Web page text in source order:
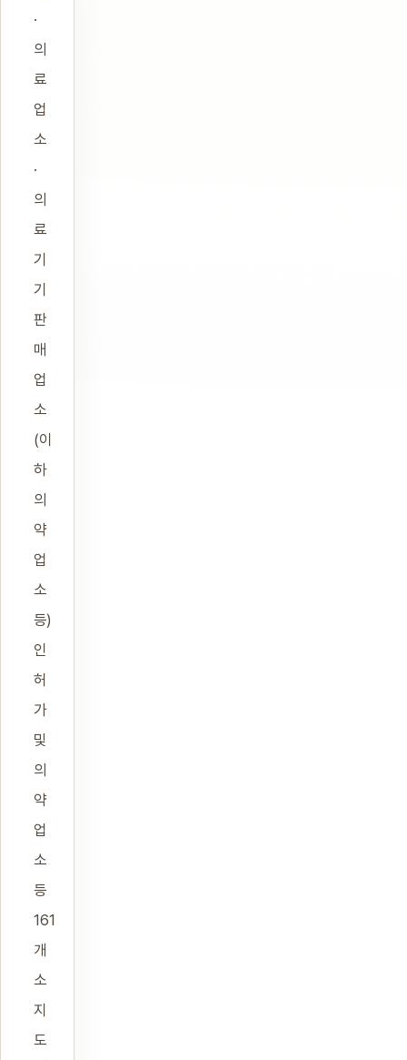
·
의
료
업
소
·
의
료
기
기
판
매
업
소
(이
하
의
약
업
소
등)
인
허
가
및
의
약
업
소
등
161
개
소
지
도